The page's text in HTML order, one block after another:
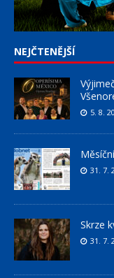
NEJČTENĚJŠÍ
5. 8.
31. 7.
Skrze
31. 7.